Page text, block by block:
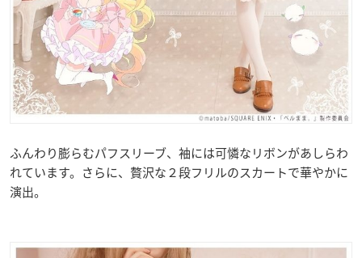
ふんわり膨らむパフスリーブ、袖には可憐なリボンがあしらわ
れています。さらに、贅沢な２段フリルのスカートで華やかに
演出。